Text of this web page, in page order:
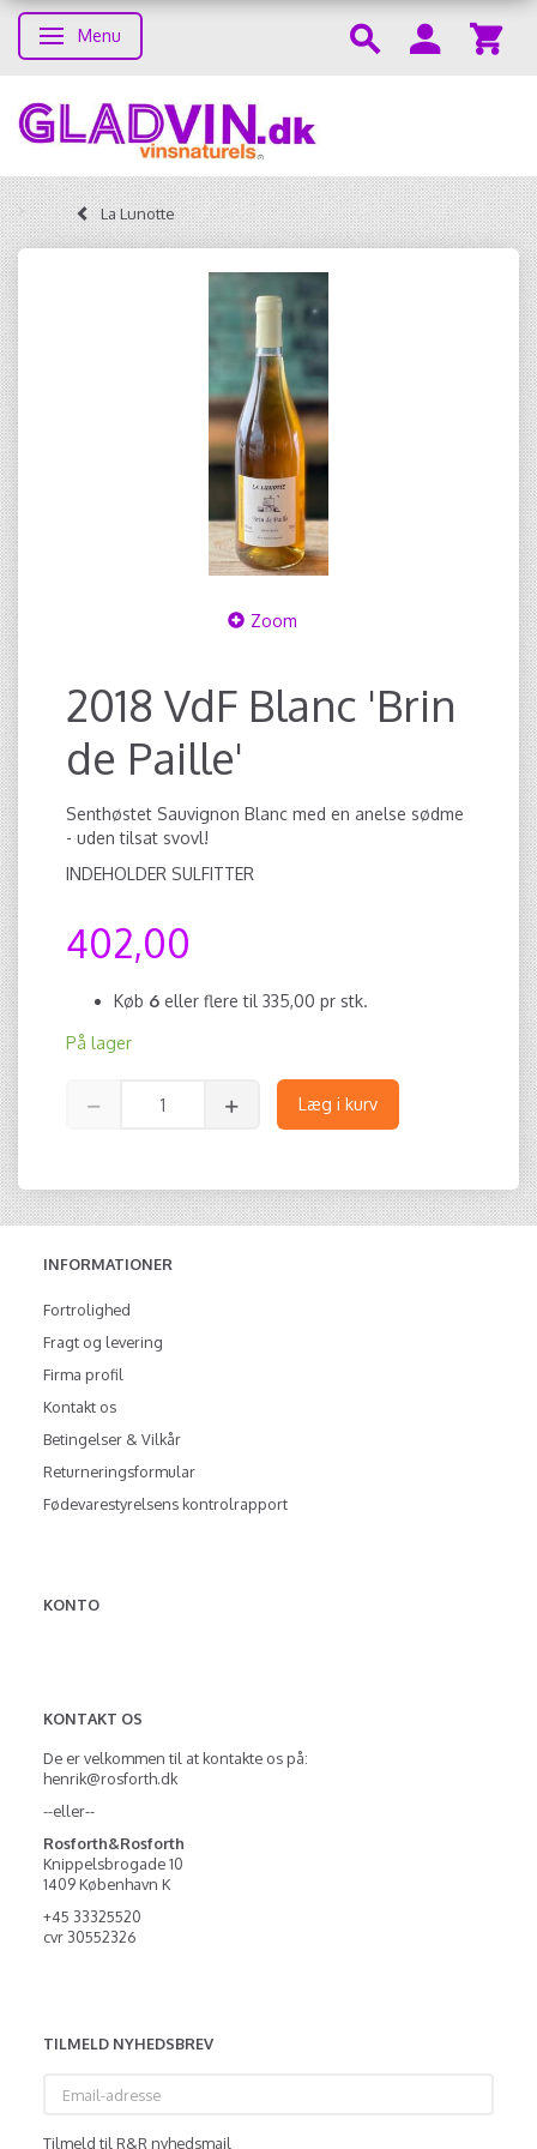
Skifte navigation
Menu
La Lunotte
Zoom
2018 VdF Blanc 'Brin
de Paille'
Senthøstet Sauvignon Blanc med en anelse sødme
- uden tilsat svovl!
INDEHOLDER SULFITTER
402,00
Køb 6 eller flere til 335,00 pr stk.
På lager
Læg i kurv
INFORMATIONER
Fortrolighed
Fragt og levering
Firma profil
Kontakt os
Betingelser & Vilkår
Returneringsformular
Fødevarestyrelsens kontrolrapport
KONTO
KONTAKT OS
De er velkommen til at kontakte os på:
henrik@rosforth.dk
--eller--
Rosforth&Rosforth
Knippelsbrogade 10
1409 København K
+45 33325520
cvr 30552326
TILMELD NYHEDSBREV
adresse
Tilmeld til R&R nyhedsmail